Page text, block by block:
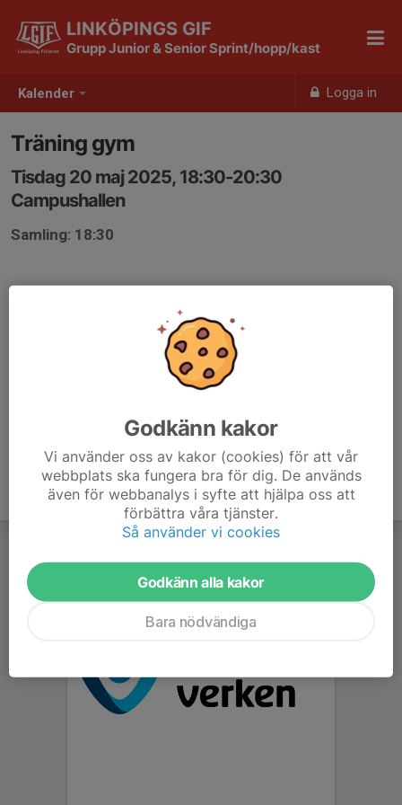
Kalender Logga in
LINKÖPINGS GIF
Grupp Junior & Senior Sprint/hopp/kast
Träning gym
Tisdag 20 maj 2025, 18:30-20:30
Campushallen
Samling: 18:30
Godkänn kakor
Vi använder oss av kakor (cookies) för att vår
webbplats ska fungera bra för dig. De används
även för webbanalys i syfte att hjälpa oss att
förbättra våra tjänster.
Så använder vi cookies
Godkänn alla kakor
Bara nödvändiga